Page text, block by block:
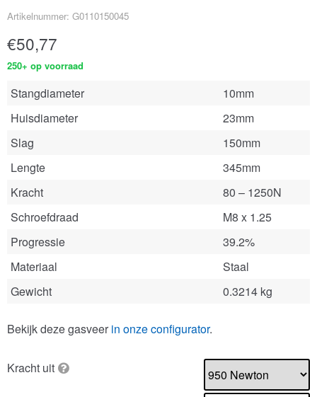
Artikelnummer: G0110150045
€50,77
250+ op voorraad
Stangdiameter
10mm
Huisdiameter
23mm
Slag
150mm
Lengte
345mm
Kracht
80 – 1250N
Schroefdraad
M8 x 1.25
Progressie
39.2%
Materiaal
Staal
Gewicht
0.3214 kg
Bekijk deze gasveer in onze configurator.
Kracht uit